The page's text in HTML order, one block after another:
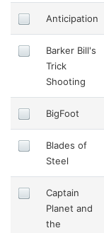
Anticipation
Barker Bill's
Trick
Shooting
BigFoot
Blades of
Steel
Captain
Planet and
the